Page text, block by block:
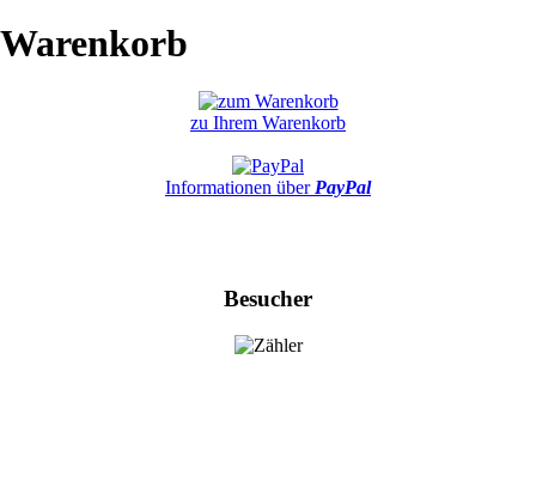
Warenkorb
zu Ihrem Warenkorb
Informationen über PayPal
Besucher